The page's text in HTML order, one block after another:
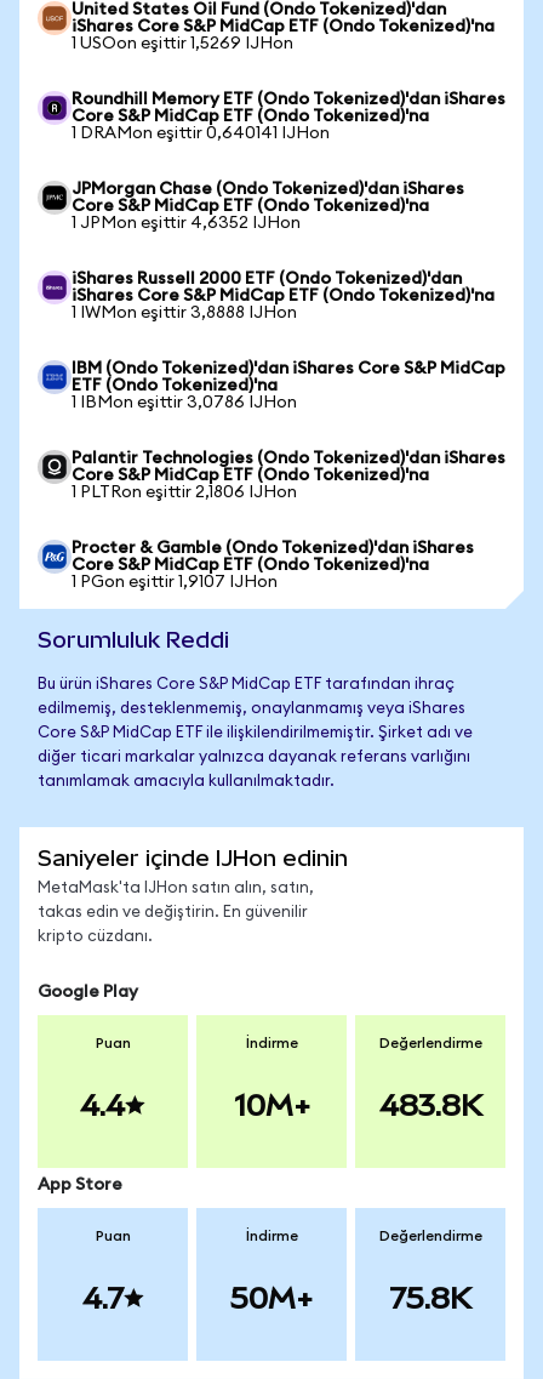
United States Oil Fund (Ondo Tokenized)'dan
iShares Core S&P MidCap ETF (Ondo Tokenized)'na
1 USOon eşittir 1,5269 IJHon
Roundhill Memory ETF (Ondo Tokenized)'dan iShares
Core S&P MidCap ETF (Ondo Tokenized)'na
1 DRAMon eşittir 0,640141 IJHon
JPMorgan Chase (Ondo Tokenized)'dan iShares
Core S&P MidCap ETF (Ondo Tokenized)'na
1 JPMon eşittir 4,6352 IJHon
iShares Russell 2000 ETF (Ondo Tokenized)'dan
iShares Core S&P MidCap ETF (Ondo Tokenized)'na
1 IWMon eşittir 3,8888 IJHon
IBM (Ondo Tokenized)'dan iShares Core S&P MidCap
ETF (Ondo Tokenized)'na
1 IBMon eşittir 3,0786 IJHon
Palantir Technologies (Ondo Tokenized)'dan iShares
Core S&P MidCap ETF (Ondo Tokenized)'na
1 PLTRon eşittir 2,1806 IJHon
Procter & Gamble (Ondo Tokenized)'dan iShares
Core S&P MidCap ETF (Ondo Tokenized)'na
1 PGon eşittir 1,9107 IJHon
Sorumluluk Reddi
Bu ürün iShares Core S&P MidCap ETF tarafından ihraç
edilmemiş, desteklenmemiş, onaylanmamış veya iShares
Core S&P MidCap ETF ile ilişkilendirilmemiştir. Şirket adı ve
diğer ticari markalar yalnızca dayanak referans varlığını
tanımlamak amacıyla kullanılmaktadır.
Saniyeler içinde IJHon edinin
MetaMask'ta IJHon satın alın, satın,
takas edin ve değiştirin. En güvenilir
kripto cüzdanı.
Google Play
Puan
4.4
İndirme
10M+
Değerlendirme
483.8K
App Store
Puan
4.7
İndirme
50M+
Değerlendirme
75.8K